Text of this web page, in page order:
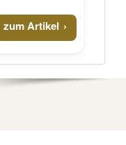
zum Artikel